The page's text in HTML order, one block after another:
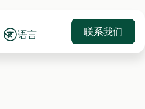
语言 联系我们